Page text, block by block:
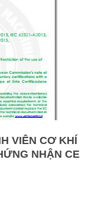
VIÊN CƠ KHÍ
NHẬN CE